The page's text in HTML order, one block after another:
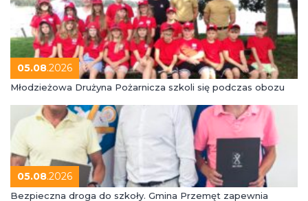
05.08.2026
Młodzieżowa Drużyna Pożarnicza szkoli się podczas obozu
05.08.2026
Bezpieczna droga do szkoły. Gmina Przemęt zapewnia